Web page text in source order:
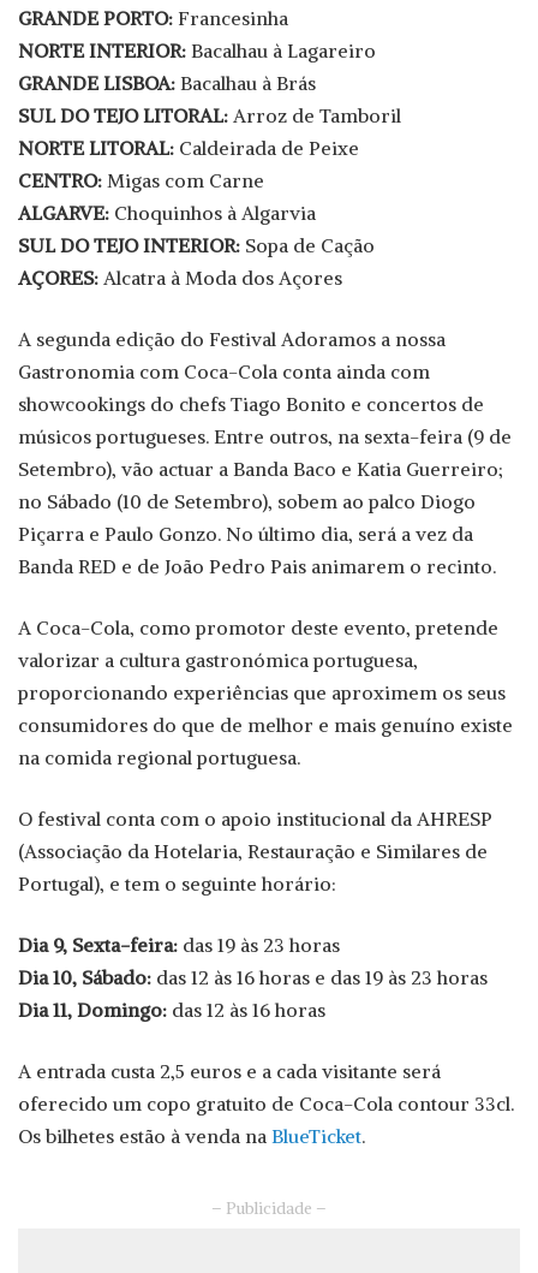
GRANDE PORTO: Francesinha
NORTE INTERIOR: Bacalhau à Lagareiro
GRANDE LISBOA: Bacalhau à Brás
SUL DO TEJO LITORAL: Arroz de Tamboril
NORTE LITORAL: Caldeirada de Peixe
CENTRO: Migas com Carne
ALGARVE: Choquinhos à Algarvia
SUL DO TEJO INTERIOR: Sopa de Cação
AÇORES: Alcatra à Moda dos Açores
A segunda edição do Festival Adoramos a nossa
Gastronomia com Coca-Cola conta ainda com
showcookings do chefs Tiago Bonito e concertos de
músicos portugueses. Entre outros, na sexta-feira (9 de
Setembro), vão actuar a Banda Baco e Katia Guerreiro;
no Sábado (10 de Setembro), sobem ao palco Diogo
Piçarra e Paulo Gonzo. No último dia, será a vez da
Banda RED e de João Pedro Pais animarem o recinto.
A Coca-Cola, como promotor deste evento, pretende
valorizar a cultura gastronómica portuguesa,
proporcionando experiências que aproximem os seus
consumidores do que de melhor e mais genuíno existe
na comida regional portuguesa.
O festival conta com o apoio institucional da AHRESP
(Associação da Hotelaria, Restauração e Similares de
Portugal), e tem o seguinte horário:
Dia 9, Sexta-feira: das 19 às 23 horas
Dia 10, Sábado: das 12 às 16 horas e das 19 às 23 horas
Dia 11, Domingo: das 12 às 16 horas
A entrada custa 2,5 euros e a cada visitante será
oferecido um copo gratuito de Coca-Cola contour 33cl.
Os bilhetes estão à venda na BlueTicket.
– Publicidade –